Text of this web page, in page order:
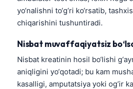
yo‘nalishni to‘g‘ri ko‘rsatib,
chiqarishini tushuntiradi.
Nisbat muvaffaqiyatsiz
Nisbat kreatinin hosil bo‘lishi
aniqligini yo‘qotadi; bu kam
kasalligi, amputatsiya yoki og‘ir
한국어
Slovenščina
Magyar
বাংলা